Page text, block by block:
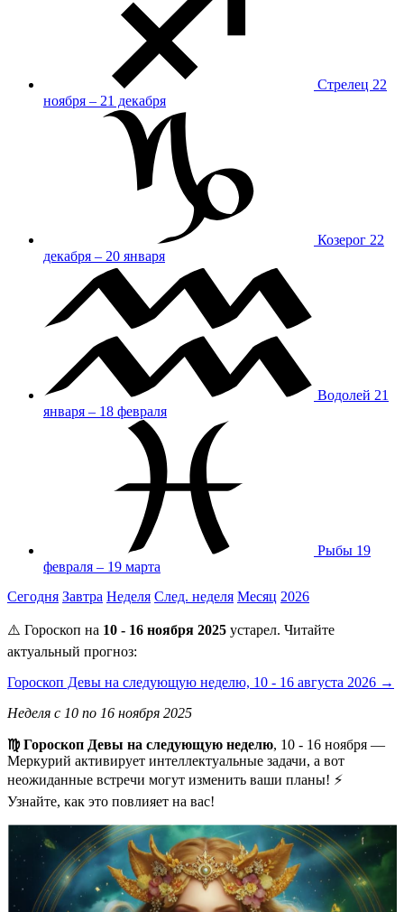
Стрелец 22
ноября – 21 декабря
Козерог 22
декабря – 20 января
Водолей 21
января – 18 февраля
Рыбы 19
февраля – 19 марта
Сегодня Завтра Неделя След. неделя Месяц 2026
⚠️ Гороскоп на 10 - 16 ноября 2025 устарел. Читайте
актуальный прогноз:
Гороскоп Девы на следующую неделю, 10 - 16 августа 2026 →
Неделя с 10 по 16 ноября 2025
♍️ Гороскоп Девы на следующую неделю, 10 - 16 ноября —
Меркурий активирует интеллектуальные задачи, а вот
неожиданные встречи могут изменить ваши планы! ⚡
Узнайте, как это повлияет на вас!